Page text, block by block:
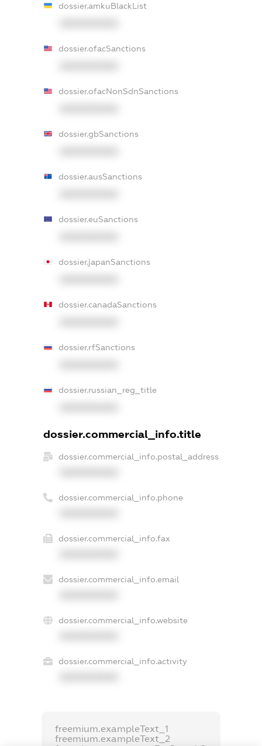
dossier.amkuBlackList
dossier.ofacSanctions
dossier.ofacNonSdnSanctions
dossier.gbSanctions
dossier.ausSanctions
dossier.euSanctions
dossier.japanSanctions
dossier.canadaSanctions
dossier.rfSanctions
dossier.russian_reg_title
dossier.commercial_info.title
dossier.commercial_info.postal_address
dossier.commercial_info.phone
dossier.commercial_info.fax
dossier.commercial_info.email
dossier.commercial_info.website
dossier.commercial_info.activity
freemium.exampleText_1
freemium.exampleText_2